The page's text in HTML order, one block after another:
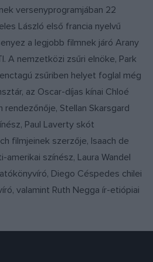
versenyprogramjában 22
László első francia nyelvű
a legjobb filmnek járó Arany
A nemzetközi zsűri elnöke, Park
zsűriben helyet foglal még
az Oscar-díjas kínai Chloé
rendezőnője, Stellan Skarsgard
Paul Laverty skót
filmjeinek szerzője, Isaach de
színész, Laura Wandel
Diego Céspedes chilei
valamint Ruth Negga ír-etiópiai